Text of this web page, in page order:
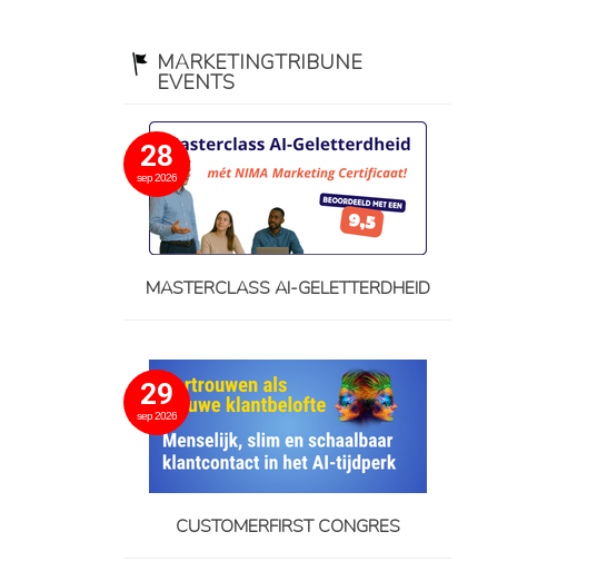
MARKETINGTRIBUNE
EVENTS
28
sep 2026
MASTERCLASS AI-GELETTERDHEID
29
sep 2026
CUSTOMERFIRST CONGRES